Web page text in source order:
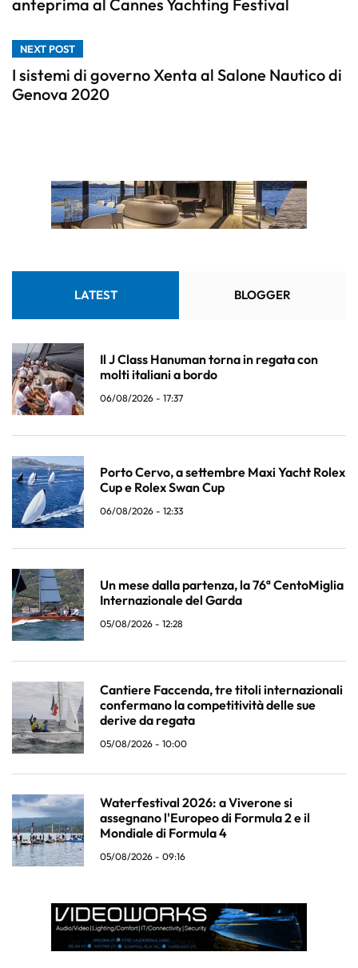
anteprima al Cannes Yachting Festival
NEXT POST
I sistemi di governo Xenta al Salone Nautico di
Genova 2020
LATEST BLOGGER
Il J Class Hanuman torna in regata con
molti italiani a bordo
06/08/2026 - 17:37
Porto Cervo, a settembre Maxi Yacht Rolex
Cup e Rolex Swan Cup
06/08/2026 - 12:33
Un mese dalla partenza, la 76ª CentoMiglia
Internazionale del Garda
05/08/2026 - 12:28
Cantiere Faccenda, tre titoli internazionali
confermano la competitività delle sue
derive da regata
05/08/2026 - 10:00
Waterfestival 2026: a Viverone si
assegnano l'Europeo di Formula 2 e il
Mondiale di Formula 4
05/08/2026 - 09:16